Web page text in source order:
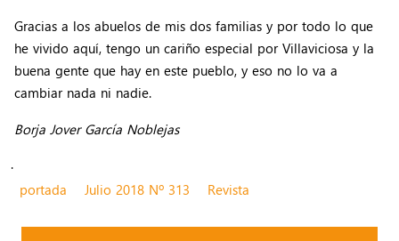
Gracias a los abuelos de mis dos familias y por todo lo que
he vivido aquí, tengo un cariño especial por Villaviciosa y la
buena gente que hay en este pueblo, y eso no lo va a
cambiar nada ni nadie.
Borja Jover García Noblejas
.
portada
Julio 2018 Nº 313 Revista